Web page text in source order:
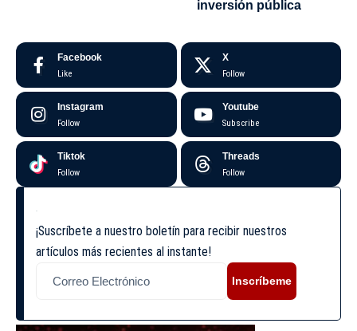
inversión pública
Facebook
Like
X
Follow
Instagram
Follow
Youtube
Subscribe
Tiktok
Follow
Threads
Follow
¡Suscríbete a nuestro boletín para recibir nuestros
artículos más recientes al instante!
Inscríbeme